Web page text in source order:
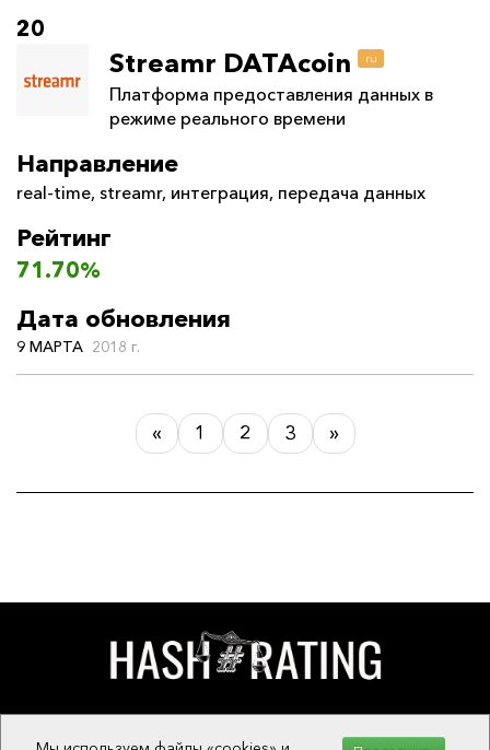
20
Streamr DATAcoin ru
Платформа предоставления данных в
режиме реального времени
Направление
real-time, streamr, интеграция, передача данных
Рейтинг
71.70%
Дата обновления
9 МАРТА 2018 г.
« 1 2 3 »
О ПРОЕКТЕ